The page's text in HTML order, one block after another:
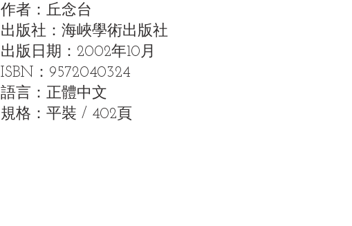
作者：丘念台
出版社：海峽學術出版社
出版日期：2002年10月
ISBN：9572040324
語言：正體中文
規格：平裝 / 402頁